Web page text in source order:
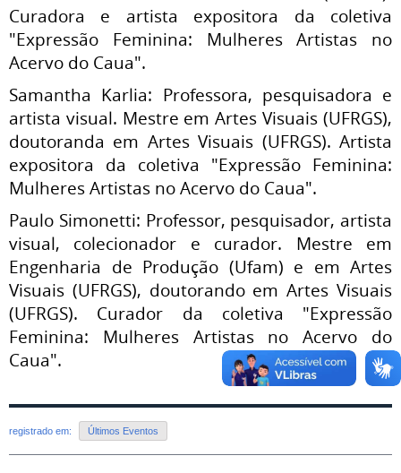
Curadora e artista expositora da coletiva
"Expressão Feminina: Mulheres Artistas no
Acervo do Caua".
Samantha Karlia: Professora, pesquisadora e
artista visual. Mestre em Artes Visuais (UFRGS),
doutoranda em Artes Visuais (UFRGS). Artista
expositora da coletiva "Expressão Feminina:
Mulheres Artistas no Acervo do Caua".
Paulo Simonetti: Professor, pesquisador, artista
visual, colecionador e curador. Mestre em
Engenharia de Produção (Ufam) e em Artes
Visuais (UFRGS), doutorando em Artes Visuais
(UFRGS). Curador da coletiva "Expressão
Feminina: Mulheres Artistas no Acervo do
Caua".
registrado em: Últimos Eventos